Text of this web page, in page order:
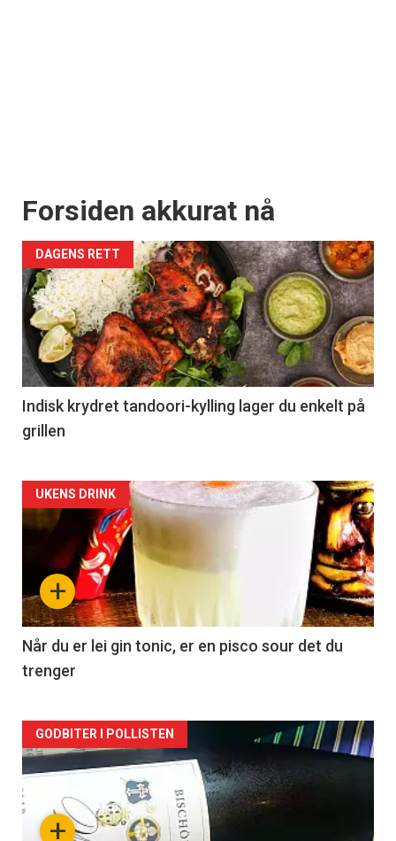
Forsiden akkurat nå
DAGENS RETT
Indisk krydret tandoori-kylling lager du enkelt på
grillen
Forsiden
akkurat
nå
-
2
+
UKENS DRINK
Når du er lei gin tonic, er en pisco sour det du
trenger
Forsiden
akkurat
nå+
GODBITER I POLLISTEN